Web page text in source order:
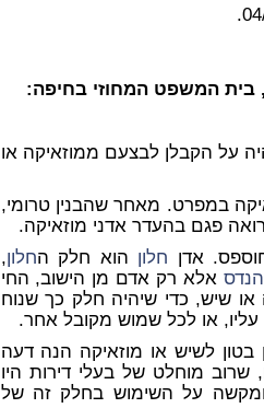
בית המשפט המחוזי בחיפה:
על הקבלן לבצעם ממוזאיקה או
במפרט. מאחר שהבנין טרומי,
פגם בהעדר אדני מוזאיקה.
אדן חלון הוא חלק החלון,
אלא רק אדם מן הישוב, החי
או שיש, כדי שיהיה חלק כך שנוח
עליו, או לכל שמוש מקובל אחר.
בטון לשיש או מוזאיקה הנה דעה
שרוב מוחלט של בעלי דירות היו
ומקשה על השימוש בחלק זה של